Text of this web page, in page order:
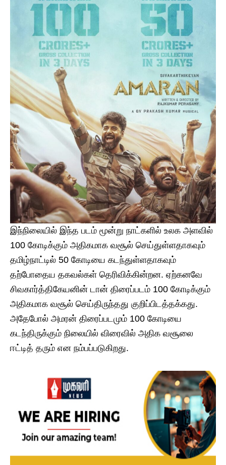
இந்நிலையில் இந்த படம் மூன்று நாட்களில் உலக அளவில்
100 கோடிக்கும் அதிகமாக வசூல் செய்துள்ளதாகவும்
தமிழ்நாட்டில் 50 கோடியை கடந்துள்ளதாகவும்
தற்போதைய தகவல்கள் தெரிவிக்கின்றன. ஏற்கனவே
சிவகார்த்திகேயனின் டான் திரைப்படம் 100 கோடிக்கும்
அதிகமாக வசூல் செய்திருந்தது குறிப்பிடத்தக்கது.
அதேபோல் அமரன் திரைப்படமும் 100 கோடியை
கடந்திருக்கும் நிலையில் விரைவில் அதிக வசூலை
ஈட்டித் தரும் என நம்பப்படுகிறது.